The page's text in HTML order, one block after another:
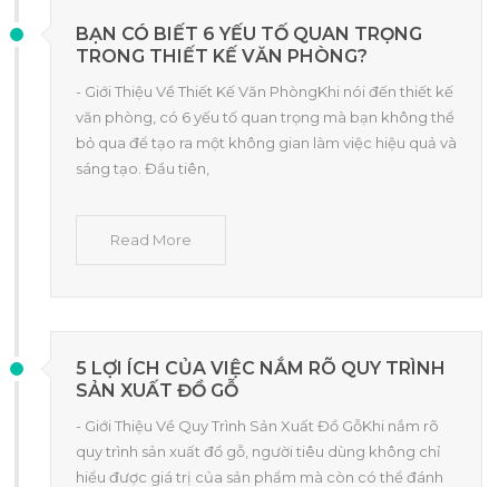
BẠN CÓ BIẾT 6 YẾU TỐ QUAN TRỌNG
TRONG THIẾT KẾ VĂN PHÒNG?
- Giới Thiệu Về Thiết Kế Văn PhòngKhi nói đến thiết kế
văn phòng, có 6 yếu tố quan trọng mà bạn không thể
bỏ qua để tạo ra một không gian làm việc hiệu quả và
sáng tạo. Đầu tiên,
Read More
5 LỢI ÍCH CỦA VIỆC NẮM RÕ QUY TRÌNH
SẢN XUẤT ĐỒ GỖ
- Giới Thiệu Về Quy Trình Sản Xuất Đồ GỗKhi nắm rõ
quy trình sản xuất đồ gỗ, người tiêu dùng không chỉ
hiểu được giá trị của sản phẩm mà còn có thể đánh